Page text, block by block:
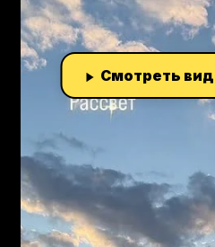
Смотреть